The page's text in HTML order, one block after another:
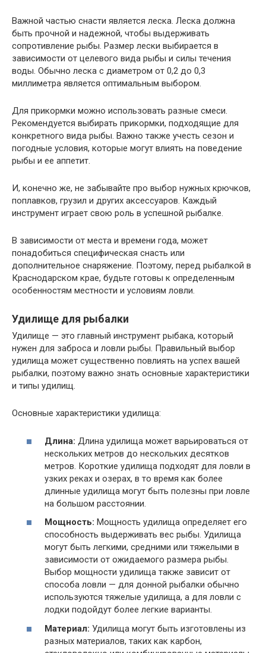
Важной частью снасти является леска. Леска должна
быть прочной и надежной, чтобы выдерживать
сопротивление рыбы. Размер лески выбирается в
зависимости от целевого вида рыбы и силы течения
воды. Обычно леска с диаметром от 0,2 до 0,3
миллиметра является оптимальным выбором.
Для прикормки можно использовать разные смеси.
Рекомендуется выбирать прикормки, подходящие для
конкретного вида рыбы. Важно также учесть сезон и
погодные условия, которые могут влиять на поведение
рыбы и ее аппетит.
И, конечно же, не забывайте про выбор нужных крючков,
поплавков, грузил и других аксессуаров. Каждый
инструмент играет свою роль в успешной рыбалке.
В зависимости от места и времени года, может
понадобиться специфическая снасть или
дополнительное снаряжение. Поэтому, перед рыбалкой в
Краснодарском крае, будьте готовы к определенным
особенностям местности и условиям ловли.
Удилище для рыбалки
Удилище — это главный инструмент рыбака, который
нужен для заброса и ловли рыбы. Правильный выбор
удилища может существенно повлиять на успех вашей
рыбалки, поэтому важно знать основные характеристики
и типы удилищ.
Основные характеристики удилища:
Длина: Длина удилища может варьироваться от
нескольких метров до нескольких десятков
метров. Короткие удилища подходят для ловли в
узких реках и озерах, в то время как более
длинные удилища могут быть полезны при ловле
на большом расстоянии.
Мощность: Мощность удилища определяет его
способность выдерживать вес рыбы. Удилища
могут быть легкими, средними или тяжелыми в
зависимости от ожидаемого размера рыбы.
Выбор мощности удилища также зависит от
способа ловли — для донной рыбалки обычно
используются тяжелые удилища, а для ловли с
лодки подойдут более легкие варианты.
Материал: Удилища могут быть изготовлены из
разных материалов, таких как карбон,